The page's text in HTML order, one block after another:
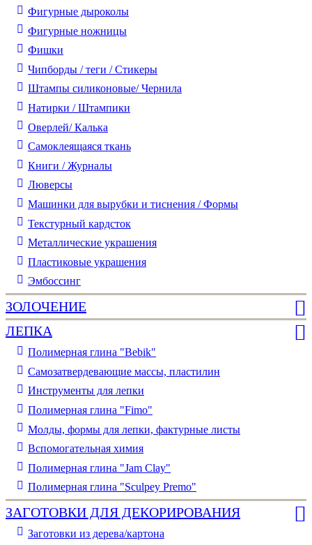
Фигурные дыроколы
Фигурные ножницы
Фишки
Чипборды / теги / Стикеры
Штампы силиконовые/ Чернила
Натирки / Штампики
Оверлей/ Калька
Самоклеящаяся ткань
Книги / Журналы
Люверсы
Машинки для вырубки и тиснения / Формы
Текстурный кардсток
Металлические украшения
Пластиковые украшения
Эмбоссинг
ЗОЛОЧЕНИЕ
ЛЕПКА
Полимерная глина "Bebik"
Самозатвердевающие массы, пластилин
Инструменты для лепки
Полимерная глина "Fimo"
Молды, формы для лепки, фактурные листы
Вспомогательная химия
Полимерная глина "Jam Clay"
Полимерная глина "Sculpey Premo"
ЗАГОТОВКИ ДЛЯ ДЕКОРИРОВАНИЯ
Заготовки из дерева/картона